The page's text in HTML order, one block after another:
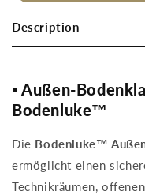
cm
Wasserdicht
Description
▪️ Außen-
Bodenluke™
Die Bodenluke™
ermöglicht einen
Technikräumen,